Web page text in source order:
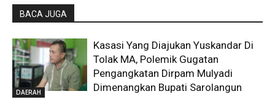
BACA JUGA
DAERAH
Kasasi Yang Diajukan Yuskandar Di
Tolak MA, Polemik Gugatan
Pengangkatan Dirpam Mulyadi
Dimenangkan Bupati Sarolangun